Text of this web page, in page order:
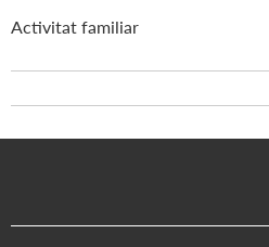
Activitat familiar